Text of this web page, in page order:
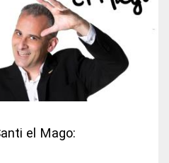
el Mago: